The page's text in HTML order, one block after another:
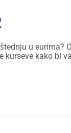
u eurima?
kurseve kako bi